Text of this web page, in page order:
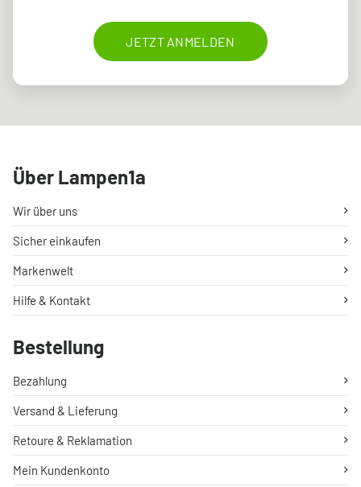
JETZT ANMELDEN
Über Lampen1a
Wir über uns
Sicher einkaufen
Markenwelt
Hilfe & Kontakt
Bestellung
Bezahlung
Versand & Lieferung
Retoure & Reklamation
Mein Kundenkonto